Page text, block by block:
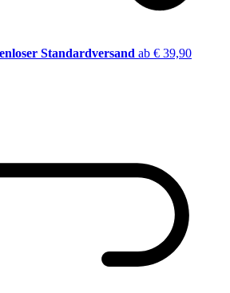
Standardversand ab € 39,90